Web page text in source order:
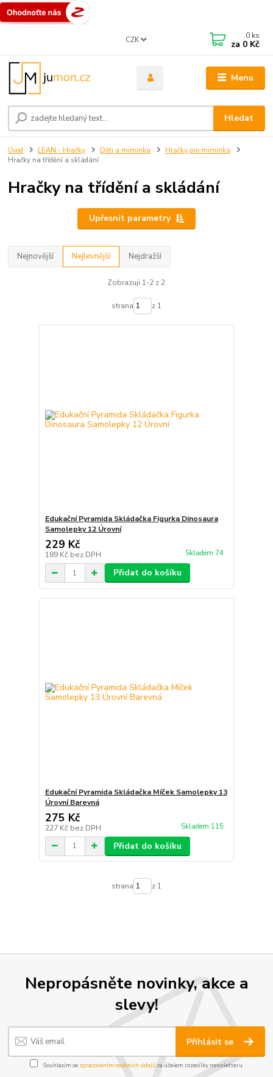
Menu
CZK
Hledat
0 ks
za 0 Kč
Úvod LEAN - Hračky Děti a miminka
Hračky pro miminka
Hračky na třídění a skládání
Hračky na třídění a skládání
Upřesnit parametry
Nejnovější Nejlevnější Nejdražší
Zobrazuji 1-2 z 2
strana z 1
Edukační Pyramida Skládačka Figurka Dinosaura
Samolepky 12 Úrovní
229 Kč
189 Kč bez DPH Skladem 74
Přidat do košíku
Edukační Pyramida Skládačka Míček Samolepky 13
Úrovní Barevná
275 Kč
227 Kč bez DPH Skladem 115
Přidat do košíku
strana z 1
Nepropásněte novinky, akce a
slevy!
Přihlásit se
Souhlasím se zpracováním osobních údajůza účelem rozesílky newsletteru.